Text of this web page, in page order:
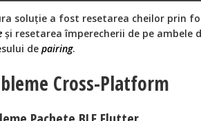
soluție a fost resetarea cheilor prin
și resetarea împerecherii de pe ambele
de pairing.
Cross-Platform